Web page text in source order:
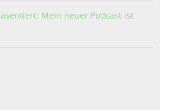
Mein neuer Podcast ist